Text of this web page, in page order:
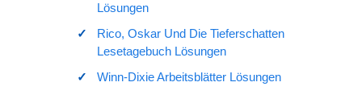
Lösungen
Rico, Oskar Und Die Tieferschatten
Lesetagebuch Lösungen
Winn-Dixie Arbeitsblätter Lösungen